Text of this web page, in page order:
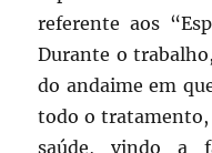
referente aos
Durante o
do andaime em
todo o tratamento,
saúde, vindo a